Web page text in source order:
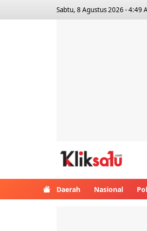
Sabtu, 8 Agustus 2026 - 4:49
Daerah Nasional